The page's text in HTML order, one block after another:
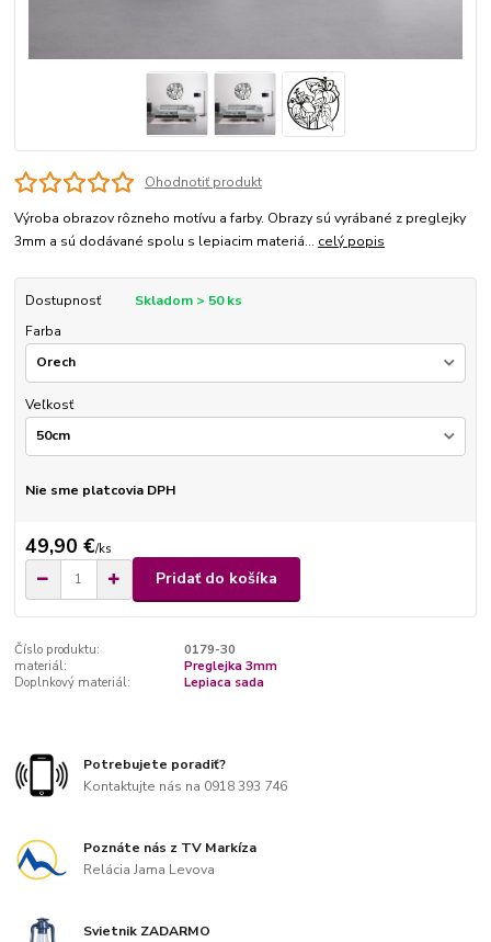
Ohodnotiť produkt
Výroba obrazov rôzneho motívu a farby. Obrazy sú vyrábané z preglejky
3mm a sú dodávané spolu s lepiacim materiá... celý popis
Dostupnosť
Skladom > 50 ks
Farba
Veľkosť
Nie sme platcovia DPH
49,90 €/ks
Pridať do košíka
Číslo produktu:
0179-30
materiál:
Preglejka 3mm
Doplnkový materiál:
Lepiaca sada
Potrebujete poradiť?
Kontaktujte nás na 0918 393 746
Poznáte nás z TV Markíza
Relácia Jama Levova
Svietnik ZADARMO